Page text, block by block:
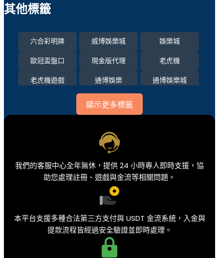
其他標籤
六合彩明牌 威博娛樂城
娛樂城
歐冠盃盤口
現金版代理
老虎機
老虎機遊戲
通博娛樂
通博娛樂城
運彩比分
顯示更多標籤
我們的客服中心全年無休，提供 24 小時專人即時支援，協
助您處理註冊、遊戲與金流等相關問題。
本平台支援多種合法第三方支付與 USDT 金流系統，入金與
提款流程皆經過安全驗證並即時處理。